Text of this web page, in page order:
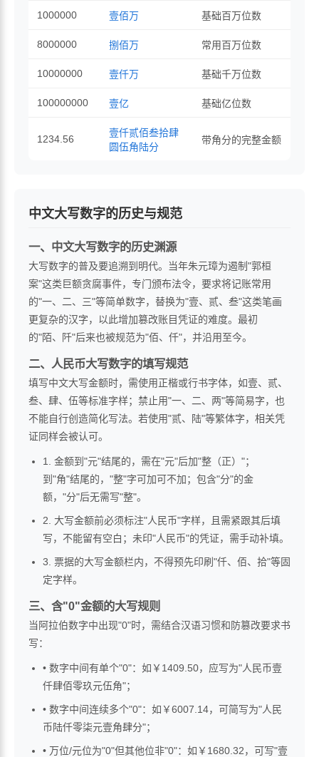
1000000 壹佰万 基础百万位数
8000000 捌佰万 常用百万位数
10000000 壹仟万 基础千万位数
100000000 壹亿 基础亿位数
1234.56
壹仟贰佰叁拾肆
圆伍角陆分
带角分的完整金额
中文大写数字的历史与规范
一、中文大写数字的历史渊源
大写数字的普及要追溯到明代。当年朱元璋为遏制"郭桓
案"这类巨额贪腐事件，专门颁布法令，要求将记账常用
的"一、二、三"等简单数字，替换为"壹、贰、叁"这类笔画
更复杂的汉字，以此增加篡改账目凭证的难度。最初
的"陌、阡"后来也被规范为"佰、仟"，并沿用至今。
二、人民币大写数字的填写规范
填写中文大写金额时，需使用正楷或行书字体，如壹、贰、
叁、肆、伍等标准字样；禁止用"一、二、两"等简易字，也
不能自行创造简化写法。若使用"贰、陆"等繁体字，相关凭
证同样会被认可。
1. 金额到"元"结尾的，需在"元"后加"整（正）"；
到"角"结尾的，"整"字可加可不加；包含"分"的金
额，"分"后无需写"整"。
2. 大写金额前必须标注"人民币"字样，且需紧跟其后填
写，不能留有空白；未印"人民币"的凭证，需手动补填。
3. 票据的大写金额栏内，不得预先印刷"仟、佰、拾"等固
定字样。
三、含"0"金额的大写规则
当阿拉伯数字中出现"0"时，需结合汉语习惯和防篡改要求书
写：
• 数字中间有单个"0"：如￥1409.50，应写为"人民币壹
仟肆佰零玖元伍角"；
• 数字中间连续多个"0"：如￥6007.14，可简写为"人民
币陆仟零柒元壹角肆分"；
• 万位/元位为"0"但其他位非"0"：如￥1680.32，可写"壹